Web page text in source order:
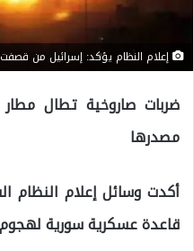
إعلام النظام يؤكد: إسرائيل من
ضربات صاروخية تطال
مصدرها
أكدت وسائل إعلام
قاعدة عسكرية سورية